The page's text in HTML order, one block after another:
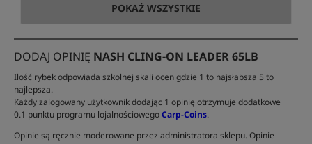
POKAŻ WSZYSTKIE
DODAJ OPINIĘ NASH CLING-ON LEADER 65LB
Ilość rybek odpowiada szkolnej skali ocen gdzie 1 to najsłabsza 5 to
najlepsza.
Każdy zalogowany użytkownik dodając 1 opinię otrzymuje dodatkowe
0.1 punktu programu lojalnościowegoCarp-Coins.
Opinie są ręcznie moderowane przez administratora sklepu. Opinie